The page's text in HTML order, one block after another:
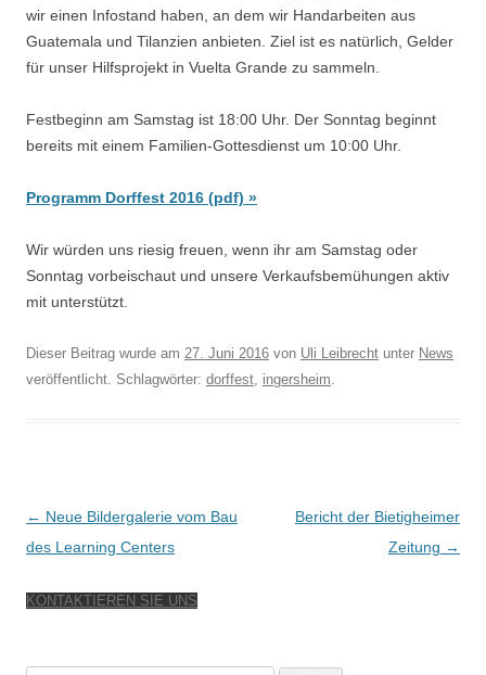
wir einen Infostand haben, an dem wir Handarbeiten aus
Guatemala und Tilanzien anbieten. Ziel ist es natürlich, Gelder
für unser Hilfsprojekt in Vuelta Grande zu sammeln.
Festbeginn am Samstag ist 18:00 Uhr. Der Sonntag beginnt
bereits mit einem Familien-Gottesdienst um 10:00 Uhr.
Programm Dorffest 2016 (pdf) »
Wir würden uns riesig freuen, wenn ihr am Samstag oder
Sonntag vorbeischaut und unsere Verkaufsbemühungen aktiv
mit unterstützt.
Dieser Beitrag wurde am 27. Juni 2016 von Uli Leibrecht unter News
veröffentlicht. Schlagwörter: dorffest, ingersheim.
Beitragsnavigation
← Neue Bildergalerie vom Bau
des Learning Centers
Bericht der Bietigheimer
Zeitung →
KONTAKTIEREN SIE UNS